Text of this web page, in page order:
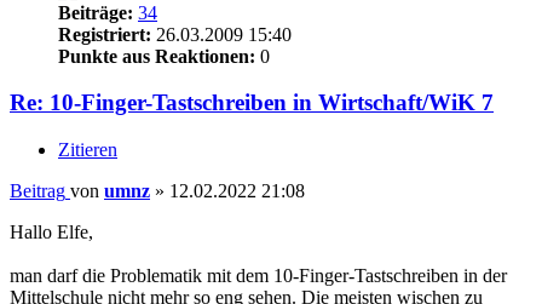
Beiträge: 34
Registriert: 26.03.2009 15:40
Punkte aus Reaktionen: 0
Re: 10-Finger-Tastschreiben in Wirtschaft/WiK 7
Zitieren
Beitrag von umnz » 12.02.2022 21:08
Hallo Elfe,
man darf die Problematik mit dem 10-Finger-Tastschreiben in der
Mittelschule nicht mehr so eng sehen. Die meisten wischen zu